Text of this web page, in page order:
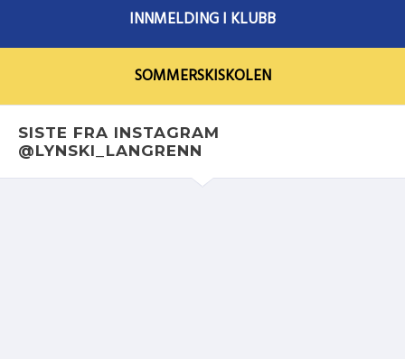
INNMELDING I KLUBB
SOMMERSKISKOLEN
SISTE FRA INSTAGRAM
@LYNSKI_LANGRENN